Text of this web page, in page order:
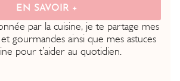
EN SAVOIR +
par la cuisine, je te partage mes
gourmandes ainsi que mes astuces
pour t’aider au quotidien.